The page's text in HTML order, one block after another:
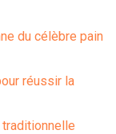
du célèbre pain
réussir la